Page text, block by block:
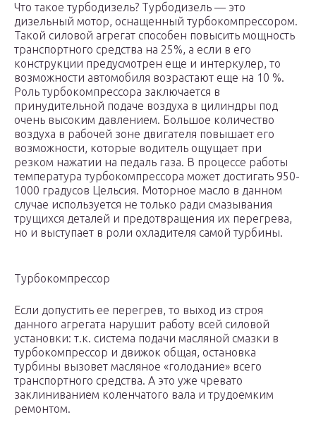
Что такое турбодизель? Турбодизель — это
дизельный мотор, оснащенный турбокомпрессором.
Такой силовой агрегат способен повысить мощность
транспортного средства на 25%, а если в его
конструкции предусмотрен еще и интеркулер, то
возможности автомобиля возрастают еще на 10 %.
Роль турбокомпрессора заключается в
принудительной подаче воздуха в цилиндры под
очень высоким давлением. Большое количество
воздуха в рабочей зоне двигателя повышает его
возможности, которые водитель ощущает при
резком нажатии на педаль газа. В процессе работы
температура турбокомпрессора может достигать 950-
1000 градусов Цельсия. Моторное масло в данном
случае используется не только ради смазывания
трущихся деталей и предотвращения их перегрева,
но и выступает в роли охладителя самой турбины.
Турбокомпрессор
Если допустить ее перегрев, то выход из строя
данного агрегата нарушит работу всей силовой
установки: т.к. система подачи масляной смазки в
турбокомпрессор и движок общая, остановка
турбины вызовет масляное «голодание» всего
транспортного средства. А это уже чревато
заклиниванием коленчатого вала и трудоемким
ремонтом.